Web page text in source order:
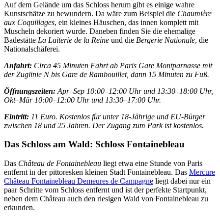
Auf dem Gelände um das Schloss herum gibt es einige wahre
Kunstschätze zu bewundern. Da wäre zum Beispiel die Chaumière
aux Coquillages, ein kleines Häuschen, das innen komplett mit
Muscheln dekoriert wurde. Daneben finden Sie die ehemalige
Badestätte La Laiterie de la Reine und die Bergerie Nationale, die
Nationalschäferei.
Anfahrt: Circa 45 Minuten Fahrt ab Paris Gare Montparnasse mit
der Zuglinie N bis Gare de Rambouillet, dann 15 Minuten zu Fuß.
Öffnungszeiten: Apr–Sep 10:00–12:00 Uhr und 13:30–18:00 Uhr,
Okt–Mär 10:00–12:00 Uhr und 13:30–17:00 Uhr.
Eintritt: 11 Euro. Kostenlos für unter 18-Jährige und EU-Bürger
zwischen 18 und 25 Jahren. Der Zugang zum Park ist kostenlos.
Das Schloss am Wald: Schloss Fontainebleau
Das Château de Fontainebleau liegt etwa eine Stunde von Paris
entfernt in der pittoresken kleinen Stadt Fontainebleau. Das Mercure
Château Fontainebleau Demeures de Campagne liegt dabei nur ein
paar Schritte vom Schloss entfernt und ist der perfekte Startpunkt,
neben dem Château auch den riesigen Wald von Fontainebleau zu
erkunden.